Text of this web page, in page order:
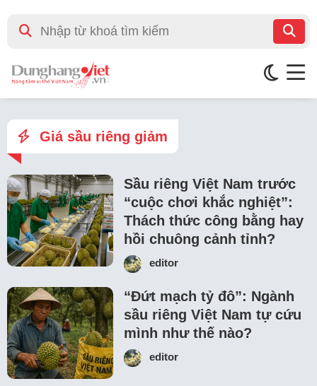
Giá sầu riêng giảm
Sầu riêng Việt Nam trước
“cuộc chơi khắc nghiệt”:
Thách thức công bằng hay
hồi chuông cảnh tỉnh?
editor
“Đứt mạch tỷ đô”: Ngành
sầu riêng Việt Nam tự cứu
mình như thế nào?
editor